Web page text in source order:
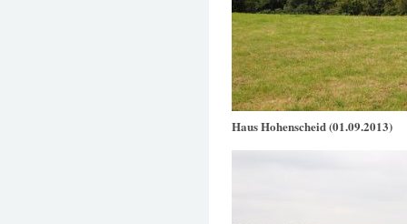
Haus Hohenscheid (01.09.2013)